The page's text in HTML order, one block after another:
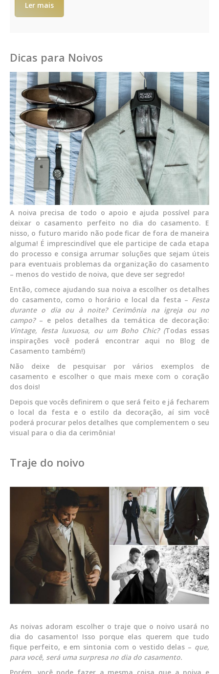
Ler mais
Dicas para Noivos
A noiva precisa de todo o apoio e ajuda possível para
deixar o casamento perfeito no dia do casamento. E
nisso, o futuro marido não pode ficar de fora de maneira
alguma! É imprescindível que ele participe de cada etapa
do processo e consiga arrumar soluções que sejam úteis
para eventuais problemas da organização do casamento
– menos do vestido de noiva, que deve ser segredo!
Então, comece ajudando sua noiva a escolher os detalhes
do casamento, como o horário e local da festa – Festa
durante o dia ou à noite? Cerimônia na igreja ou no
campo?– e pelos detalhes da temática de decoração:
Vintage, festa luxuosa, ou um Boho Chic? (Todas essas
inspirações você poderá encontrar aqui no Blog de
Casamento também!)
Não deixe de pesquisar por vários exemplos de
casamento e escolher o que mais mexe com o coração
dos dois!
Depois que vocês definirem o que será feito e já fecharem
o local da festa e o estilo da decoração, aí sim você
poderá procurar pelos detalhes que complementem o seu
visual para o dia da cerimônia!
Traje do noivo
As noivas adoram escolher o traje que o noivo usará no
dia do casamento! Isso porque elas querem que tudo
fique perfeito, e em sintonia com o vestido delas – que,
para você, será uma surpresa no dia do casamento.